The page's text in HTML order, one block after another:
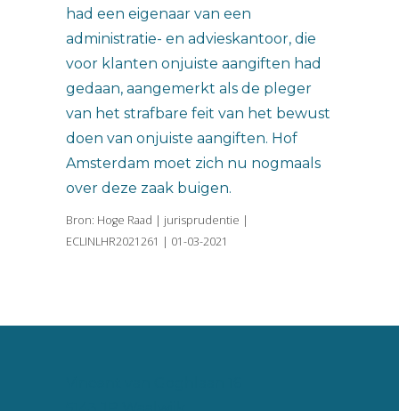
had een eigenaar van een
administratie- en advieskantoor, die
voor klanten onjuiste aangiften had
gedaan, aangemerkt als de pleger
van het strafbare feit van het bewust
doen van onjuiste aangiften. Hof
Amsterdam moet zich nu nogmaals
over deze zaak buigen.
Bron: Hoge Raad | jurisprudentie |
ECLINLHR2021261 | 01-03-2021